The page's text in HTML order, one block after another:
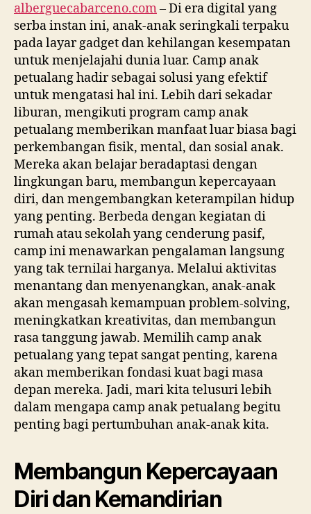
alberguecabarceno.com– Di era digital yang
serba instan ini, anak-anak seringkali terpaku
pada layar gadget dan kehilangan kesempatan
untuk menjelajahi dunia luar. Camp anak
petualang hadir sebagai solusi yang efektif
untuk mengatasi hal ini. Lebih dari sekadar
liburan, mengikuti program camp anak
petualang memberikan manfaat luar biasa bagi
perkembangan fisik, mental, dan sosial anak.
Mereka akan belajar beradaptasi dengan
lingkungan baru, membangun kepercayaan
diri, dan mengembangkan keterampilan hidup
yang penting. Berbeda dengan kegiatan di
rumah atau sekolah yang cenderung pasif,
camp ini menawarkan pengalaman langsung
yang tak ternilai harganya. Melalui aktivitas
menantang dan menyenangkan, anak-anak
akan mengasah kemampuan problem-solving,
meningkatkan kreativitas, dan membangun
rasa tanggung jawab. Memilih camp anak
petualang yang tepat sangat penting, karena
akan memberikan fondasi kuat bagi masa
depan mereka. Jadi, mari kita telusuri lebih
dalam mengapa camp anak petualang begitu
penting bagi pertumbuhan anak-anak kita.
Membangun Kepercayaan
Diri dan Kemandirian